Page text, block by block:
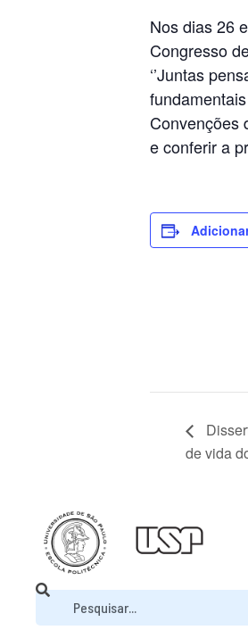
Nos dias 26
Congresso
‘’Juntas
Convenções
e conferir a
de vida